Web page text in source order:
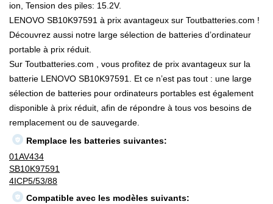
ion, Tension des piles: 15.2V.
LENOVO SB10K97591 à prix avantageux sur Toutbatteries.com !
Découvrez aussi notre large sélection de batteries d’ordinateur
portable à prix réduit.
Sur Toutbatteries.com , vous profitez de prix avantageux sur la
batterie LENOVO SB10K97591. Et ce n’est pas tout : une large
sélection de batteries pour ordinateurs portables est également
disponible à prix réduit, afin de répondre à tous vos besoins de
remplacement ou de sauvegarde.
Remplace les batteries suivantes:
01AV434
SB10K97591
4ICP5/53/88
Compatible avec les modèles suivants: